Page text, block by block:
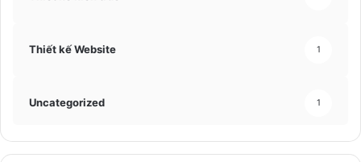
Thiết kế Website 1
Uncategorized 1